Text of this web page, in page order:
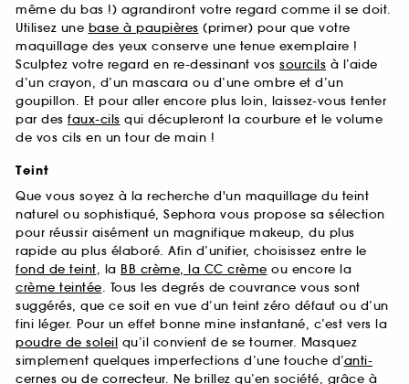
même du bas !) agrandiront votre regard comme il se doit.
Utilisez une base à paupières (primer) pour que votre
maquillage des yeux conserve une tenue exemplaire !
Sculptez votre regard en re-dessinant vos sourcils à l’aide
d’un crayon, d’un mascara ou d’une ombre et d’un
goupillon. Et pour aller encore plus loin, laissez-vous tenter
par des faux-cils qui décupleront la courbure et le volume
de vos cils en un tour de main !
Teint
Que vous soyez à la recherche d'un maquillage du teint
naturel ou sophistiqué, Sephora vous propose sa sélection
pour réussir aisément un magnifique makeup, du plus
rapide au plus élaboré. Afin d’unifier, choisissez entre le
fond de teint, la BB crème, la CC crème ou encore la
crème teintée. Tous les degrés de couvrance vous sont
suggérés, que ce soit en vue d’un teint zéro défaut ou d’un
fini léger. Pour un effet bonne mine instantané, c’est vers la
poudre de soleil qu’il convient de se tourner. Masquez
simplement quelques imperfections d’une touche d’anti-
cernes ou de correcteur. Ne brillez qu’en société, grâce à